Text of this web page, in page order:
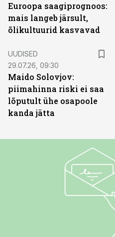
Euroopa saagiprognoos:
mais langeb järsult,
õlikultuurid kasvavad
UUDISED
29.07.26, 09:30
Maido Solovjov:
piimahinna riski ei saa
lõputult ühe osapoole
kanda jätta